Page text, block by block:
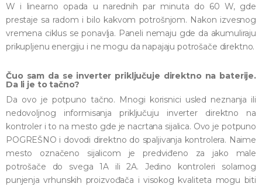
W i linearno opada u narednih par minuta do 60 W, gde
prestaje sa radom i bilo kakvom potrošnjom. Nakon izvesnog
vremena ciklus se ponavlja. Paneli nemaju gde da akumuliraju
prikupljenu energiju i ne mogu da napajaju potrošače direktno.
Čuo sam da se inverter priključuje direktno na baterije.
Da li je to tačno?
Da ovo je potpuno tačno. Mnogi korisnici usled neznanja ili
nedovoljnog informisanja priključuju inverter direktno na
kontroler i to na mesto gde je nacrtana sijalica. Ovo je potpuno
POGREŠNO i dovodi direktno do spaljivanja kontrolera. Naime
mesto označeno sijalicom je predviđeno za jako male
potrošače do svega 1A ili 2A. Jedino kontroleri solarnog
punjenja vrhunskih proizvođača i visokog kvaliteta mogu biti